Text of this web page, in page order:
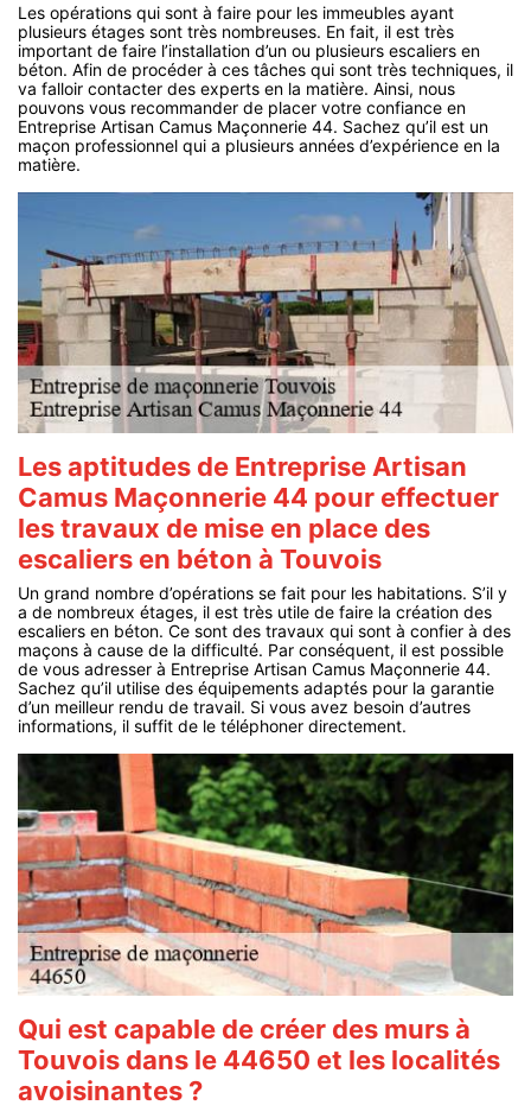
Les opérations qui sont à faire pour les immeubles ayant
plusieurs étages sont très nombreuses. En fait, il est très
important de faire l’installation d’un ou plusieurs escaliers en
béton. Afin de procéder à ces tâches qui sont très techniques, il
va falloir contacter des experts en la matière. Ainsi, nous
pouvons vous recommander de placer votre confiance en
Entreprise Artisan Camus Maçonnerie 44. Sachez qu’il est un
maçon professionnel qui a plusieurs années d’expérience en la
matière.
Les aptitudes de Entreprise Artisan
Camus Maçonnerie 44 pour effectuer
les travaux de mise en place des
escaliers en béton à Touvois
Un grand nombre d’opérations se fait pour les habitations. S’il y
a de nombreux étages, il est très utile de faire la création des
escaliers en béton. Ce sont des travaux qui sont à confier à des
maçons à cause de la difficulté. Par conséquent, il est possible
de vous adresser à Entreprise Artisan Camus Maçonnerie 44.
Sachez qu’il utilise des équipements adaptés pour la garantie
d’un meilleur rendu de travail. Si vous avez besoin d’autres
informations, il suffit de le téléphoner directement.
Qui est capable de créer des murs à
Touvois dans le 44650 et les localités
avoisinantes ?